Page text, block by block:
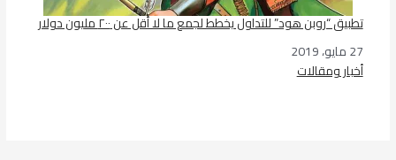
تطبيق “روبن هود” للتداول يخطط لجمع ما لا أقل عن ٢٠٠ مليون دولار
التاريخ
27 مايو، 2019
في ما يتعلق بما يأتي
أخبار ومقالات